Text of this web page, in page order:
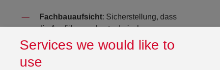
Fachbauaufsicht: Sicherstellung, dass
die Ausführung den technischen
Vorgaben entspricht
Übergabe & Abnahme
Services we would like to
use